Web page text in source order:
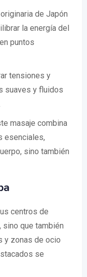
de Japón
la energía del
puntos
tensiones y
suaves y fluidos
masaje combina
esenciales,
sino también
centros de
sino que también
y zonas de ocio
se